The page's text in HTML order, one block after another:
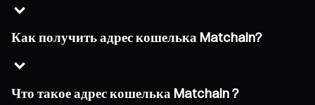
Как получить адрес кошелька Matchain?
Что такое адрес кошелька Matchain ?